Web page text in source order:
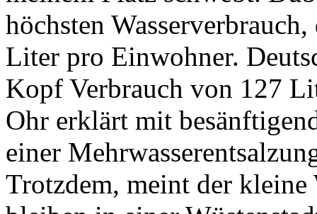
höchsten
Liter pro Einwohner.
Kopf Verbrauch von 127
Ohr erklärt mit
einer
Trotzdem, meint der